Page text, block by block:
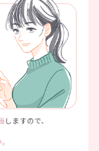
しますので、